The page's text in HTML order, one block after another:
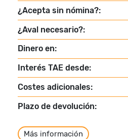
¿Acepta sin nómina?:
¿Aval necesario?:
Dinero en:
Interés TAE desde:
Costes adicionales:
Plazo de devolución:
Más información